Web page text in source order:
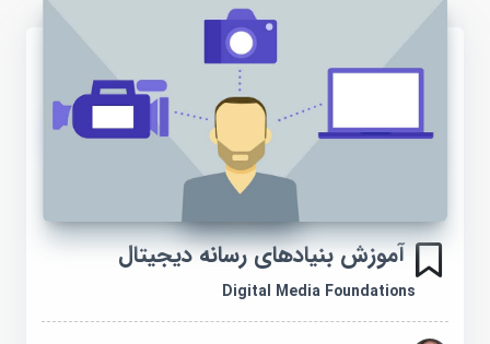
آموزش بنیادهای رسانه دیجیتال
Digital Media Foundations